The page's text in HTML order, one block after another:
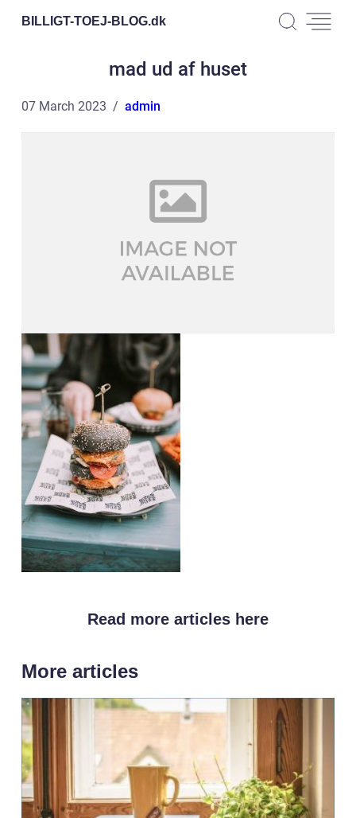
BILLIGT-TOEJ-BLOG.dk
mad ud af huset
07 March 2023 admin
Read more articles here
More articles